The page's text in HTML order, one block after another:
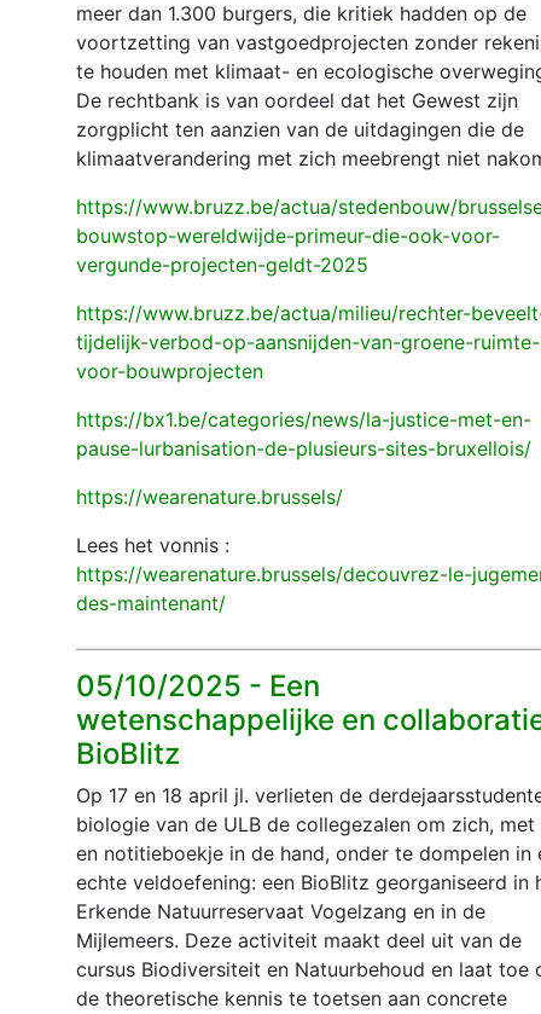
meer dan 1.300 burgers, die kritiek hadden op de
voortzetting van vastgoedprojecten zonder
te houden met klimaat- en ecologische
De rechtbank is van oordeel dat het Gewest zijn
zorgplicht ten aanzien van de uitdagingen die de
klimaatverandering met zich meebrengt niet
https://www.bruzz.be/actua/stedenbouw/
bouwstop-wereldwijde-primeur-die-ook-voor-
vergunde-projecten-geldt-2025
https://www.bruzz.be/actua/milieu/rechter-
tijdelijk-verbod-op-aansnijden-van-groene-ruimte-
voor-bouwprojecten
https://bx1.be/categories/news/la-justice-met-en-
pause-lurbanisation-de-plusieurs-sites-bruxellois/
https://wearenature.brussels/
Lees het vonnis :
https://wearenature.brussels/decouvrez-le-
des-maintenant/
05/10/2025 - Een
wetenschappelijke en
BioBlitz
Op 17 en 18 april jl. verlieten de
biologie van de ULB de collegezalen om zich, met
en notitieboekje in de hand, onder te dompelen in
echte veldoefening: een BioBlitz georganiseerd in
Erkende Natuurreservaat Vogelzang en in de
Mijlemeers. Deze activiteit maakt deel uit van de
cursus Biodiversiteit en Natuurbehoud en laat toe
de theoretische kennis te toetsen aan concrete